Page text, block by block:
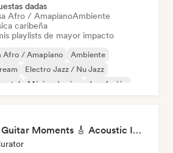
dadas
Afro / AmapianoAmbiente
caribeña
playlists de mayor impacto
Afro / Amapiano
Ambiente
Electro Jazz / Nu Jazz
Música de cine Jazz fusión
Mellow Guitar Moments 🎸 Acoustic Indie Folk & Singer-Songwriter